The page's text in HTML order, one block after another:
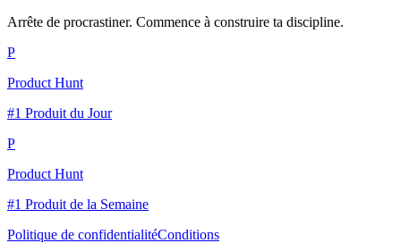
Arrête de procrastiner. Commence à construire ta discipline.
P
Product Hunt
#1 Produit du Jour
P
Product Hunt
#1 Produit de la Semaine
Politique de confidentialitéConditions